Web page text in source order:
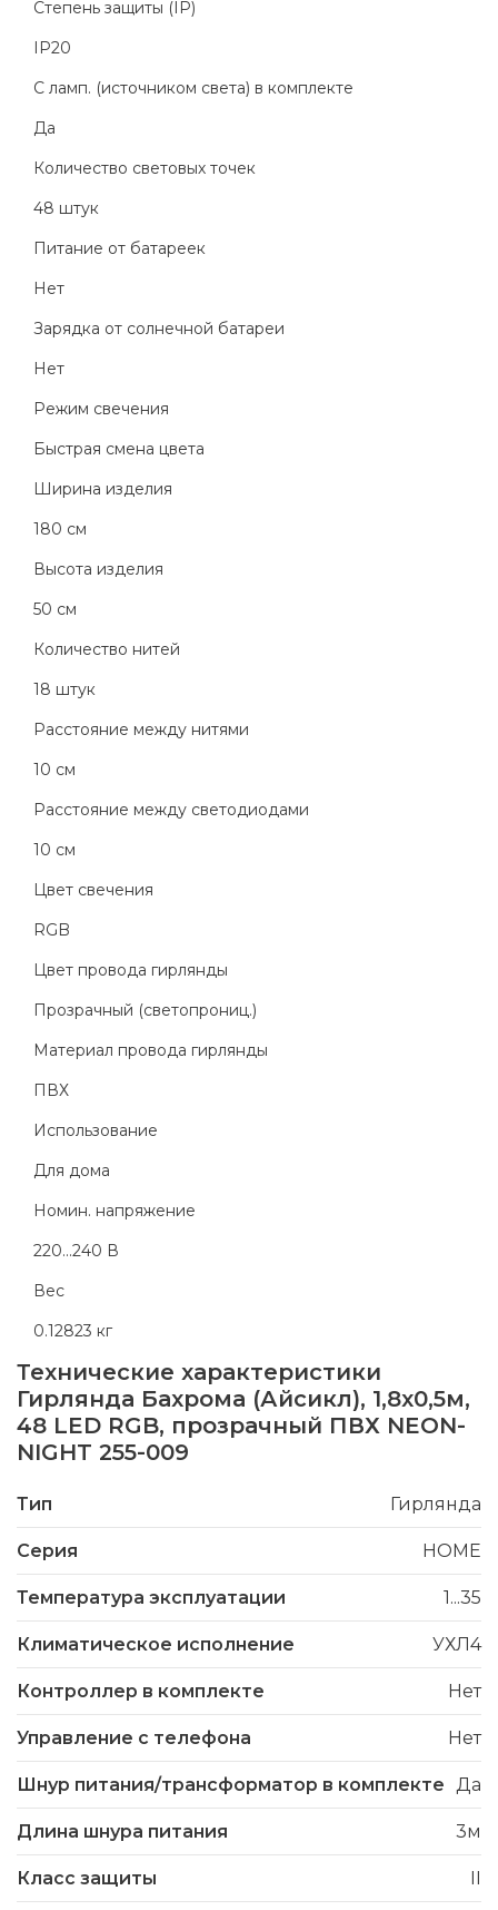
Степень защиты (IP)
IP20
С ламп. (источником света) в комплекте
Да
Количество световых точек
48 штук
Питание от батареек
Нет
Зарядка от солнечной батареи
Нет
Режим свечения
Быстрая смена цвета
Ширина изделия
180 см
Высота изделия
50 см
Количество нитей
18 штук
Расстояние между нитями
10 см
Расстояние между светодиодами
10 см
Цвет свечения
RGB
Цвет провода гирлянды
Прозрачный (светопрониц.)
Материал провода гирлянды
ПВХ
Использование
Для дома
Номин. напряжение
220...240 В
Вес
0.12823 кг
Технические характеристики
Гирлянда Бахрома (Айсикл), 1,8х0,5м,
48 LED RGB, прозрачный ПВХ NEON-
NIGHT 255-009
Тип Гирлянда
Серия HOME
Температура эксплуатации 1...35
Климатическое исполнение УХЛ4
Контроллер в комплекте Нет
Управление с телефона Нет
Шнур питания/трансформатор в комплекте Да
Длина шнура питания 3м
Класс защиты